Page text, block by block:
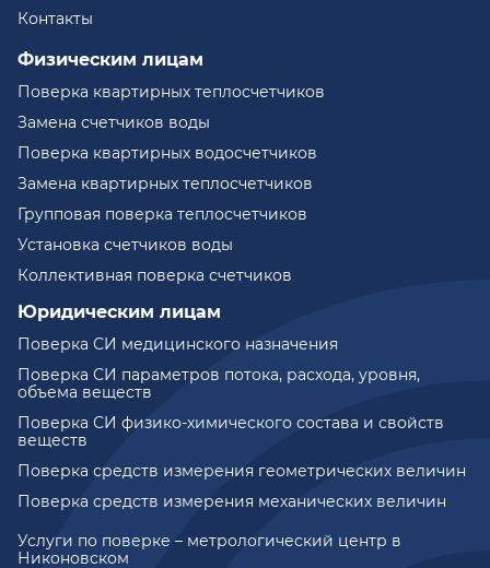
Услуги по поверке – метрологический центр в
Никоновском
Контакты
Физическим лицам
Поверка квартирных теплосчетчиков
Замена счетчиков воды
Поверка квартирных водосчетчиков
Замена квартирных теплосчетчиков
Групповая поверка теплосчетчиков
Установка счетчиков воды
Коллективная поверка счетчиков
Юридическим лицам
Поверка СИ медицинского назначения
Поверка СИ параметров потока, расхода, уровня,
объема веществ
Поверка СИ физико-химического состава и свойств
веществ
Поверка средств измерения геометрических величин
Поверка средств измерения механических величин